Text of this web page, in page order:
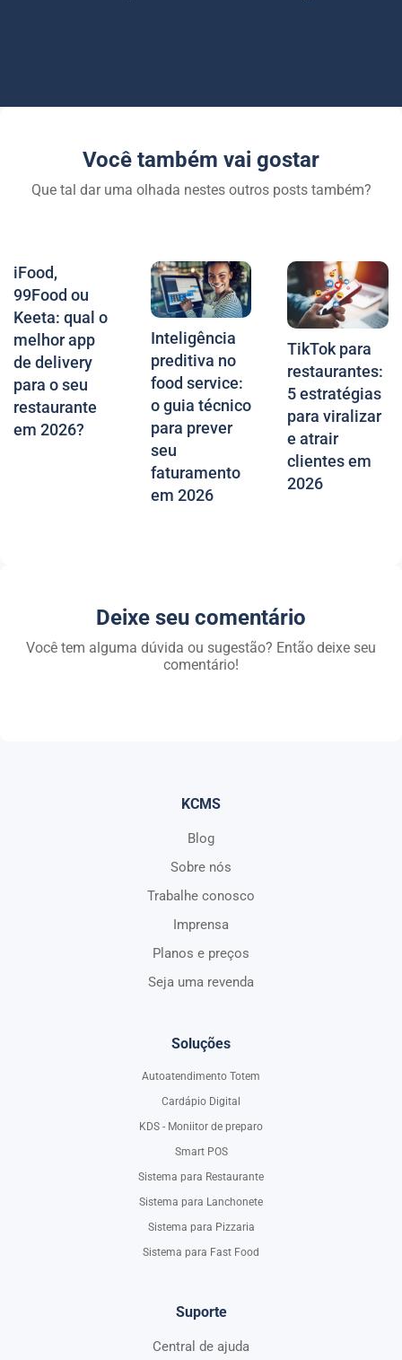
Você também vai gostar
Que tal dar uma olhada nestes outros posts também?
iFood,
99Food ou
Keeta: qual o
melhor app
de delivery
para o seu
restaurante
em 2026?
Inteligência
preditiva no
food service:
o guia técnico
para prever
seu
faturamento
em 2026
TikTok para
restaurantes:
5 estratégias
para viralizar
e atrair
clientes em
2026
Deixe seu comentário
Você tem alguma dúvida ou sugestão? Então deixe seu
comentário!
KCMS
Blog
Sobre nós
Trabalhe conosco
Imprensa
Planos e preços
Seja uma revenda
Soluções
Autoatendimento Totem
Cardápio Digital
KDS - Moniitor de preparo
Smart POS
Sistema para Restaurante
Sistema para Lanchonete
Sistema para Pizzaria
Sistema para Fast Food
Suporte
Central de ajuda